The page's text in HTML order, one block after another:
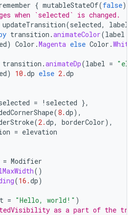
{ mutableStateOf(false)
when `selected` is changed.
updateTransition(selected, label
transition .animateColor(label
) Color .Magenta else Color .White
transition .animateDp(label =
) 10.dp else 2.dp
= ! selected },
(8.dp),
(2.dp, borderColor),
= elevation
= Modifier
()
(16.dp)
= "Hello, world!" )
as a part of the